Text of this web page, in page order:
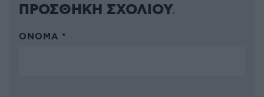
ΠΡΟΣΘΗΚΗ ΣΧΟΛΙΟΥ
ΌΝΟΜΑ *